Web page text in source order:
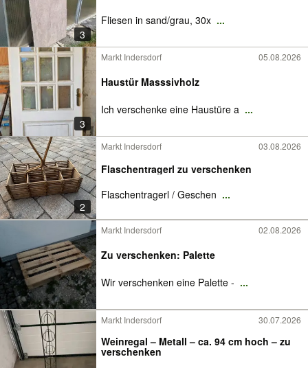
3
Fliesen in sand/grau, 30x ...
3
Markt Indersdorf 05.08.2026
Haustür Masssivholz
Ich verschenke eine Haustüre a ...
2
Markt Indersdorf 03.08.2026
Flaschentragerl zu verschenken
Flaschentragerl / Geschen ...
Markt Indersdorf 02.08.2026
Zu verschenken: Palette
Wir verschenken eine Palette - ...
Markt Indersdorf 30.07.2026
Weinregal – Metall – ca. 94 cm hoch – zu
verschenken